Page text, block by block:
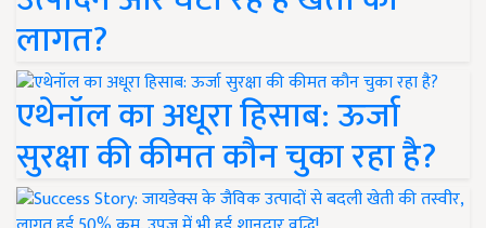
लागत?
एथेनॉल का अधूरा हिसाब: ऊर्जा
सुरक्षा की कीमत कौन चुका रहा है?